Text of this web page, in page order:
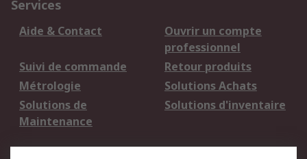
Services
Aide & Contact
Ouvrir un compte
professionnel
Suivi de commande
Retour produits
Métrologie
Solutions Achats
Solutions de
Maintenance
Solutions d'inventaire